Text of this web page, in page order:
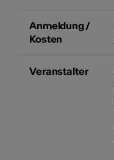
Anmeldung /
Kosten
Veranstalter